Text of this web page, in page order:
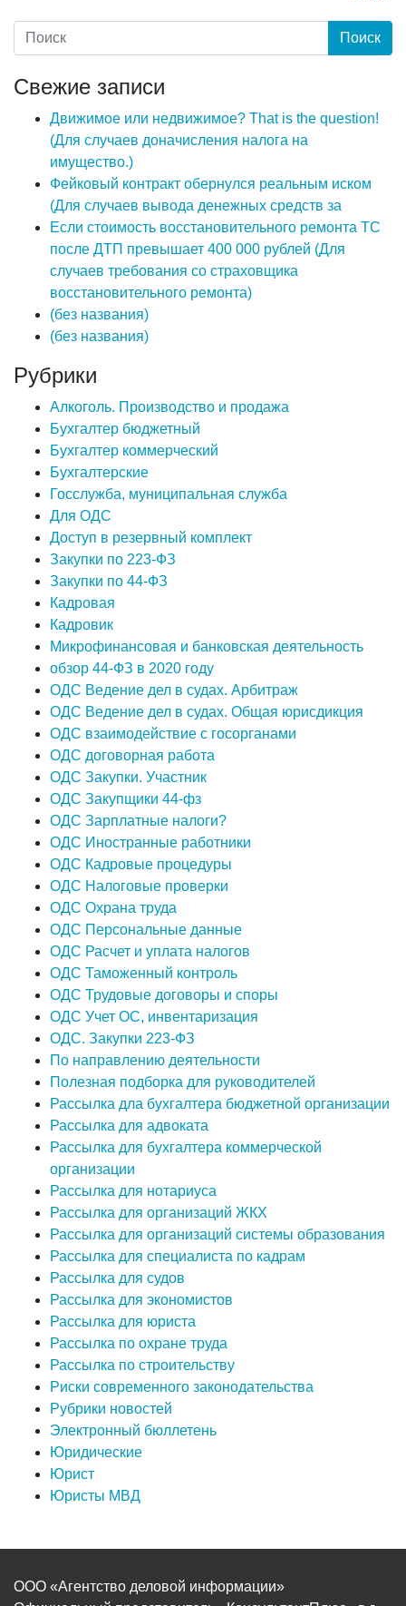
Свежие записи
Движимое или недвижимое? That is the question!
(Для случаев доначисления налога на
имущество.)
Фейковый контракт обернулся реальным иском
(Для случаев вывода денежных средств за
Если стоимость восстановительного ремонта ТС
после ДТП превышает 400 000 рублей (Для
случаев требования со страховщика
восстановительного ремонта)
(без названия)
(без названия)
Рубрики
Алкоголь. Производство и продажа
Бухгалтер бюджетный
Бухгалтер коммерческий
Бухгалтерские
Госслужба, муниципальная служба
Для ОДС
Доступ в резервный комплект
Закупки по 223-ФЗ
Закупки по 44-ФЗ
Кадровая
Кадровик
Микрофинансовая и банковская деятельность
обзор 44-ФЗ в 2020 году
ОДС Ведение дел в судах. Арбитраж
ОДС Ведение дел в судах. Общая юрисдикция
ОДС взаимодействие с госорганами
ОДС договорная работа
ОДС Закупки. Участник
ОДС Закупщики 44-фз
ОДС Зарплатные налоги?
ОДС Иностранные работники
ОДС Кадровые процедуры
ОДС Налоговые проверки
ОДС Охрана труда
ОДС Персональные данные
ОДС Расчет и уплата налогов
ОДС Таможенный контроль
ОДС Трудовые договоры и споры
ОДС Учет ОС, инвентаризация
ОДС. Закупки 223-ФЗ
По направлению деятельности
Полезная подборка для руководителей
Рассылка дла бухгалтера бюджетной организации
Рассылка для адвоката
Рассылка для бухгалтера коммерческой
организации
Рассылка для нотариуса
Рассылка для организаций ЖКХ
Рассылка для организаций системы образования
Рассылка для специалиста по кадрам
Рассылка для судов
Рассылка для экономистов
Рассылка для юриста
Рассылка по охране труда
Рассылка по строительству
Риски современного законодательства
Рубрики новостей
Электронный бюллетень
Юридические
Юрист
Юристы МВД
ООО «Агентство деловой информации»